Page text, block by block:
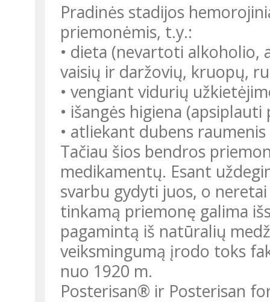
Pradinės stadijos
priemonėmis, t.y.:
• dieta (nevartoti alkoholio,
vaisių ir daržovių, kruopų,
• vengiant vidurių
• išangės higiena
• atliekant dubens
Tačiau šios bendros
medikamentų. Esant
svarbu gydyti juos, o
tinkamą priemonę galima
pagamintą iš natūralių
veiksmingumą įrodo toks
nuo 1920 m.
Posterisan® ir Posterisan